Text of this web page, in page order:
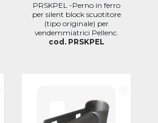
PRSKPEL -Perno in ferro
per silent block scuotitore
(tipo originale) per
vendemmiatrici Pellenc.
cod. PRSKPEL